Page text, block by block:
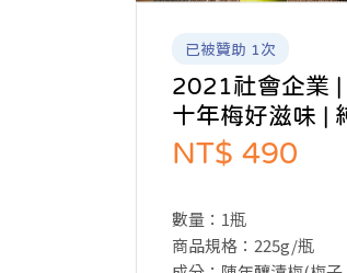
已被贊助 1次
2021社會企業 |
十年梅好滋味 |
NT$ 490
數量：1瓶
商品規格：225g/瓶